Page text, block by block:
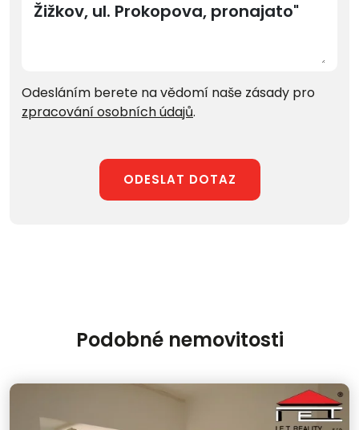
Odesláním berete na vědomí naše zásady pro
zpracování osobních údajů.
ODESLAT DOTAZ
Podobné nemovitosti